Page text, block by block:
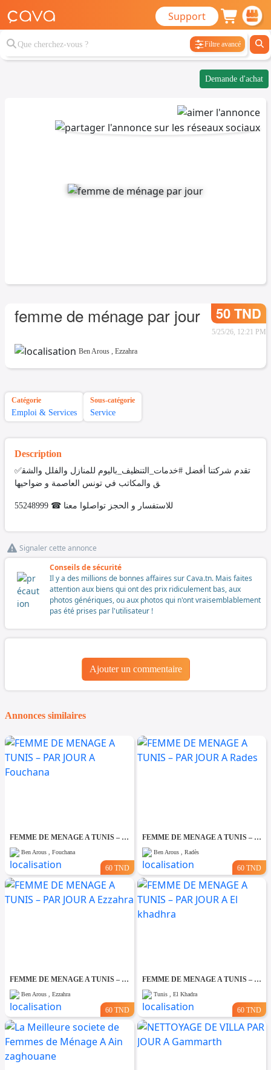
Support
Filtre avancé
Demande d'achat
femme de ménage par jour 50 TND
5/25/26, 12:21 PM
Ben Arous , Ezzahra
Catégorie
Emploi & Services
Sous-catégorie
Service
Description
✅تقدم شركتنا أفضل #خدمات_التنظيف_باليوم للمنازل والفلل والشق
ق والمكاتب في تونس العاصمة و ضواحيها
للاستفسار و الحجز تواصلوا معنا ☎ 55248999
Signaler cette annonce
Conseils de sécurité
Il y a des millions de bonnes affaires sur Cava.tn. Mais faites
attention aux biens qui ont des prix ridiculement bas, aux
photos génériques, ou aux photos qui n'ont vraisemblablement
pas été prises par l'utilisateur !
Ajouter un commentaire
Annonces similaires
FEMME DE MENAGE A TUNIS – PAR JOUR A Fouchana
Ben Arous , Fouchana
60 TND
FEMME DE MENAGE A TUNIS – PAR JOUR A Rades
Ben Arous , Radès
60 TND
FEMME DE MENAGE A TUNIS – PAR JOUR A Ezzahra
Ben Arous , Ezzahra
60 TND
FEMME DE MENAGE A TUNIS – PAR JOUR A El khadhra
Tunis , El Khadra
60 TND